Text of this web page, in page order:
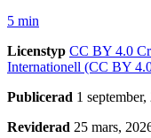
5 min
Licenstyp CC BY 4.0
Internationell (CC BY
Publicerad 1
Reviderad 25 mars,